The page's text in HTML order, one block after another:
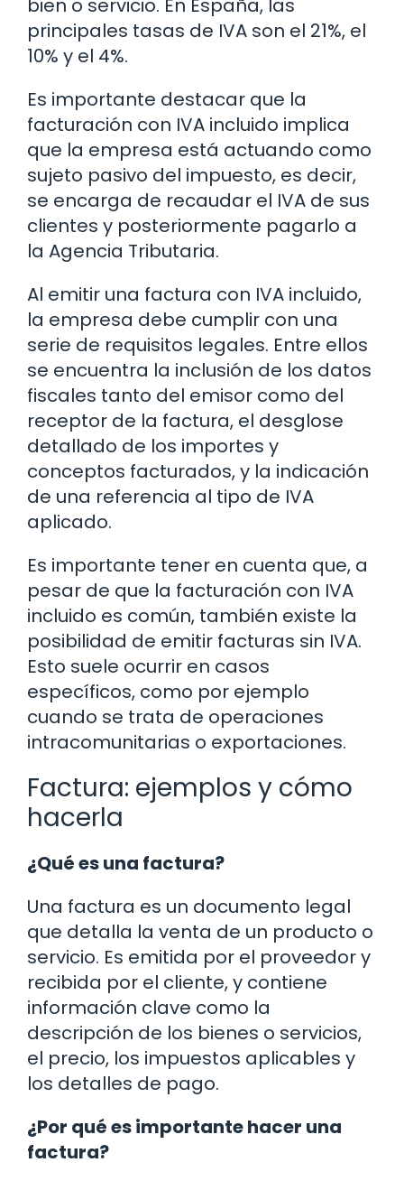
bien o servicio. En España, las
principales tasas de IVA son el 21%, el
10% y el 4%.
Es importante destacar que la
facturación con IVA incluido implica
que la empresa está actuando como
sujeto pasivo del impuesto, es decir,
se encarga de recaudar el IVA de sus
clientes y posteriormente pagarlo a
la Agencia Tributaria.
Al emitir una factura con IVA incluido,
la empresa debe cumplir con una
serie de requisitos legales. Entre ellos
se encuentra la inclusión de los datos
fiscales tanto del emisor como del
receptor de la factura, el desglose
detallado de los importes y
conceptos facturados, y la indicación
de una referencia al tipo de IVA
aplicado.
Es importante tener en cuenta que, a
pesar de que la facturación con IVA
incluido es común, también existe la
posibilidad de emitir facturas sin IVA.
Esto suele ocurrir en casos
específicos, como por ejemplo
cuando se trata de operaciones
intracomunitarias o exportaciones.
Factura: ejemplos y cómo
hacerla
¿Qué es una factura?
Una factura es un documento legal
que detalla la venta de un producto o
servicio. Es emitida por el proveedor y
recibida por el cliente, y contiene
información clave como la
descripción de los bienes o servicios,
el precio, los impuestos aplicables y
los detalles de pago.
¿Por qué es importante hacer una
factura?